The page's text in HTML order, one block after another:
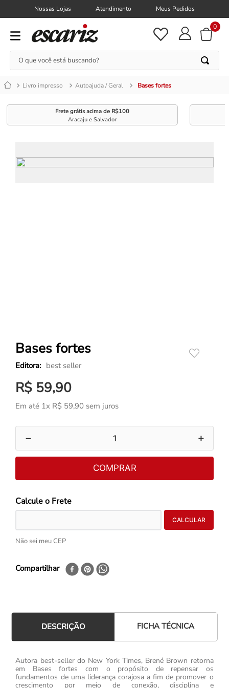
Nossas Lojas Atendimento Meus Pedidos
0
O que você está buscando?
Livro impresso Autoajuda / Geral Bases fortes
Frete grátis acima de R$100
Aracaju e Salvador
Bases fortes
best seller
R$ 59,90
Em até 1x R$ 59,90 sem juros
＋
－
COMPRAR
Não sei meu CEP
Compartilhar
DESCRIÇÃO FICHA TÉCNICA
Autora best-seller do New York Times, Brené Brown retorna
em Bases fortes com o propósito de repensar os
fundamentos de uma liderança corajosa a fim de promover o
crescimento por meio de conexão, disciplina e